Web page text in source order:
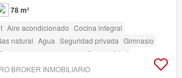
78 m²
Aire acondicionado Cocina integral
natural Agua Seguridad privada Gimnasio
Acceso para personas con discapacidad
BROKER INMOBILIARIO